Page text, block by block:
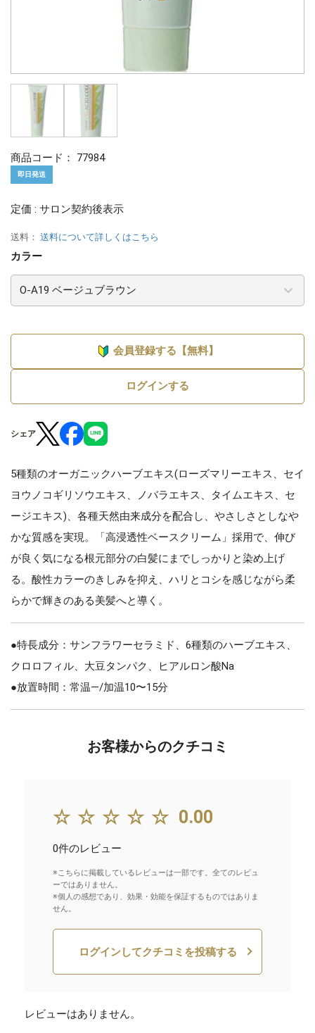
商品コード： 77984
即日発送
定価 : サロン契約後表示
送料： 送料について詳しくはこちら
カラー
会員登録する【無料】
ログインする
シェア
5種類のオーガニックハーブエキス(ローズマリーエキス、セイ
ヨウノコギリソウエキス、ノバラエキス、タイムエキス、セ
ージエキス)、各種天然由来成分を配合し、やさしさとしなや
かな質感を実現。「高浸透性ベースクリーム」採用で、伸び
が良く気になる根元部分の白髪にまでしっかりと染め上げ
る。酸性カラーのきしみを抑え、ハリとコシを感じながら柔
らかで輝きのある美髪へと導く。
●特長成分：サンフラワーセラミド、6種類のハーブエキス、
クロロフィル、大豆タンパク、ヒアルロン酸Na
●放置時間：常温—/加温10〜15分
お客様からのクチコミ
☆☆☆☆☆ 0.00
0件のレビュー
※こちらに掲載しているレビューは一部です。全てのレビュ
ーではありません。
※個人の感想であり、効果・効能を保証するものではありま
せん。
ログインしてクチコミを投稿する
レビューはありません。